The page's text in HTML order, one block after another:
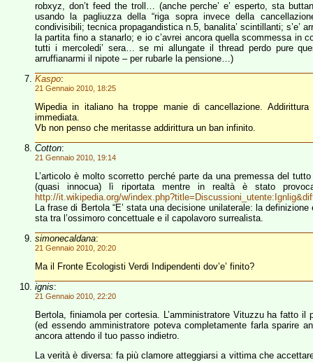
robxyz, don’t feed the troll… (anche perche’ e’ esperto, sta
usando la pagliuzza della “riga sopra invece della
condivisibili; tecnica propagandistica n.5, banalita’ scintillanti;
la partita fino a stanarlo; e io c’avrei ancora quella scommessa in
tutti i mercoledi’ sera… se mi allungate il thread perdo pure
arruffianarmi il nipote – per rubarle la pensione…)
Kaspo:
21 Gennaio 2010, 18:25
Wipedia in italiano ha troppe manie di cancellazione.
immediata.
Vb non penso che meritasse addirittura un ban infinito.
Cotton:
21 Gennaio 2010, 19:14
L’articolo è molto scorretto perché parte da una premessa del
(quasi innocua) lì riportata mentre in realtà è stato
http://it.wikipedia.org/w/
La frase di Bertola “E’ stata una decisione unilaterale: la
sta tra l’ossimoro concettuale e il capolavoro surrealista.
simonecaldana:
21 Gennaio 2010, 20:20
Ma il Fronte Ecologisti Verdi Indipendenti dov’e’ finito?
ignis:
21 Gennaio 2010, 22:20
Bertola, finiamola per cortesia. L’amministratore Vituzzu ha fatto
(ed essendo amministratore poteva completamente farla sparire
ancora attendo il tuo passo indietro.
La verità è diversa: fa più clamore atteggiarsi a vittima che